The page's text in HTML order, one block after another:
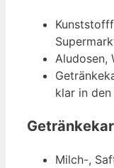
Aludosen,
klar in den
Milch-,